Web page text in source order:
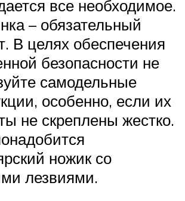
все необходимое.
– обязательный
В целях обеспечения
безопасности не
самодельные
особенно, если их
не скреплены жестко.
ножик со
лезвиями.